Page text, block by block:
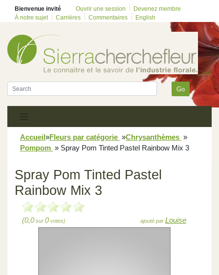
Bienvenue invité Ouvrir une session
Devenez membre
À notre sujet
Carrières Commentaires English
Go
Accueil»Fleurs par catégorie »Chrysanthèmes »
Pompom » Spray Pom Tinted Pastel Rainbow Mix 3
Spray Pom Tinted Pastel
Rainbow Mix 3
(0,0sur 0votes) ajouté par Louise